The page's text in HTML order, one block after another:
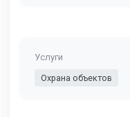
Услуги
Охрана объектов